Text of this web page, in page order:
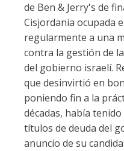
de Ben & Jerry's de
Cisjordania ocupada
regularmente a una
contra la gestión de
del gobierno israelí.
que desinvirtió en
poniendo fin a la
décadas, había
títulos de deuda del
anuncio de su